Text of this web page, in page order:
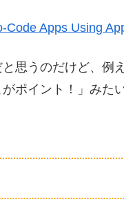
Code Apps Using
思うのだけど、例
ポイント！」みた